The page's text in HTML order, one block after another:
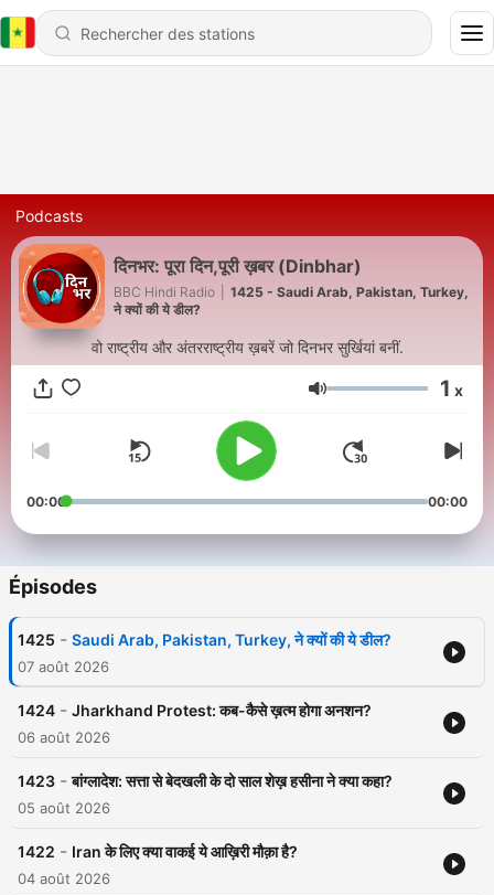
Podcasts
दिनभर: पूरा दिन,पूरी ख़बर (Dinbhar)
BBC Hindi Radio
1425 - Saudi Arab, Pakistan, Turkey,
ने क्यों की ये डील?
वो राष्ट्रीय और अंतरराष्ट्रीय ख़बरें जो दिनभर सुर्खियां बनीं.
Volume 1 x
00:00 00:00
Épisodes
1425 - Saudi Arab, Pakistan, Turkey, ने क्यों की ये डील?
07 août 2026
1424 - Jharkhand Protest: कब-कैसे ख़त्म होगा अनशन?
06 août 2026
1423 - बांग्लादेश: सत्ता से बेदखली के दो साल शेख़ हसीना ने क्या कहा?
05 août 2026
1422 - Iran के लिए क्या वाकई ये आख़िरी मौक़ा है?
04 août 2026